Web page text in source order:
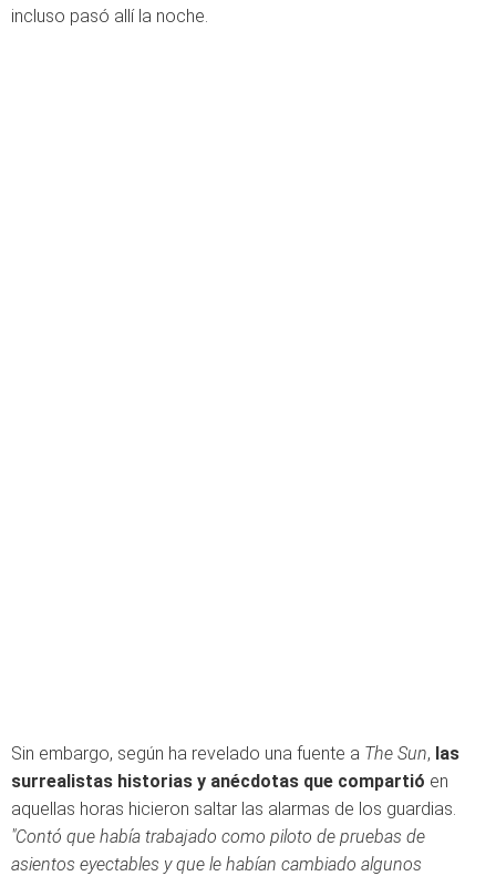
incluso pasó allí la noche.
Sin embargo, según ha revelado una fuente a The Sun, las
surrealistas historias y anécdotas que compartió en
aquellas horas hicieron saltar las alarmas de los guardias.
"Contó que había trabajado como piloto de pruebas de
asientos eyectables y que le habían cambiado algunos